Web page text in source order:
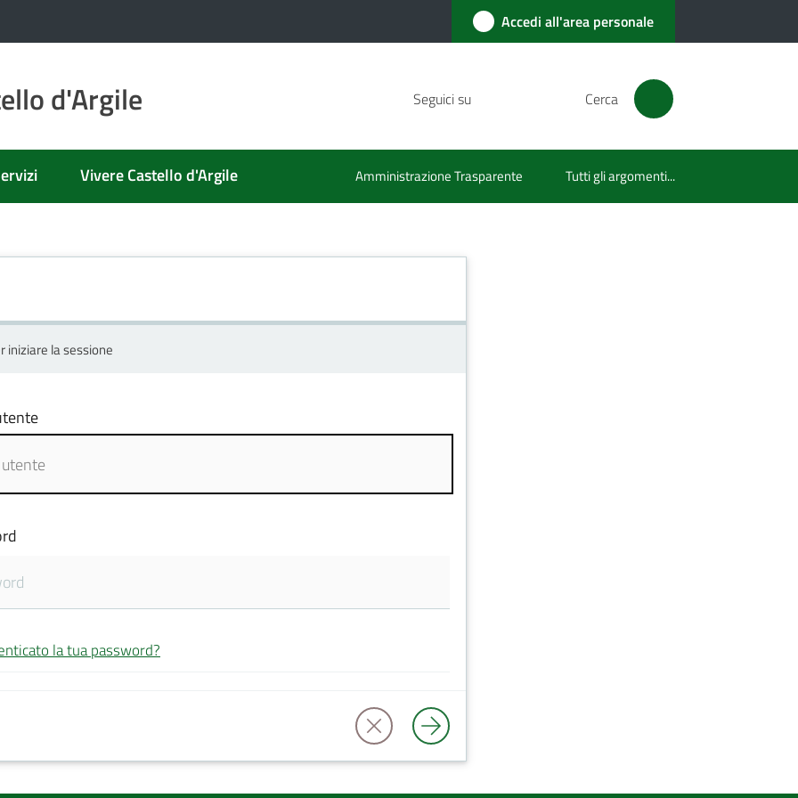
Accedi all'area personale
d'Argile Seguici su Cerca
Vivere Castello d'Argile Amministrazione Trasparente Tutti gli argomenti...
iniziare la sessione
la tua password?